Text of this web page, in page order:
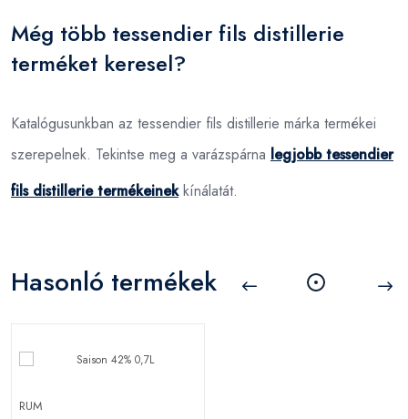
Még több tessendier fils distillerie
terméket keresel?
Katalógusunkban az tessendier fils distillerie márka termékei
szerepelnek. Tekintse meg a varázspárna legjobb tessendier
fils distillerie termékeinekkínálatát.
Hasonló termékek
RUM